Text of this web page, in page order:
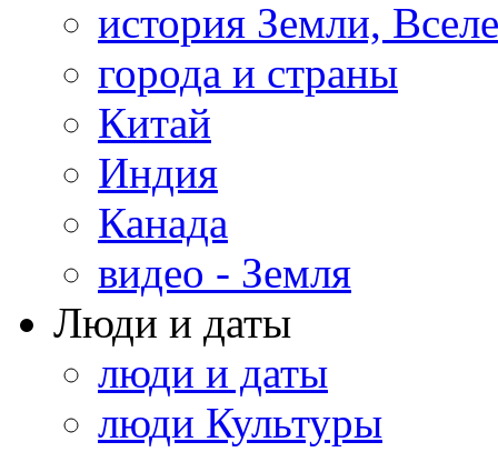
история Земли,
города и страны
Китай
Индия
Канада
видео - Земля
Люди и даты
люди и даты
люди Культуры